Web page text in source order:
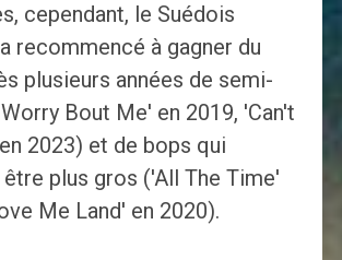
cependant, le Suédois
recommencé à gagner du
plusieurs années de semi-
Bout Me' en 2019, 'Can't
2023) et de bops qui
être plus gros ('All The Time'
Me Land' en 2020).